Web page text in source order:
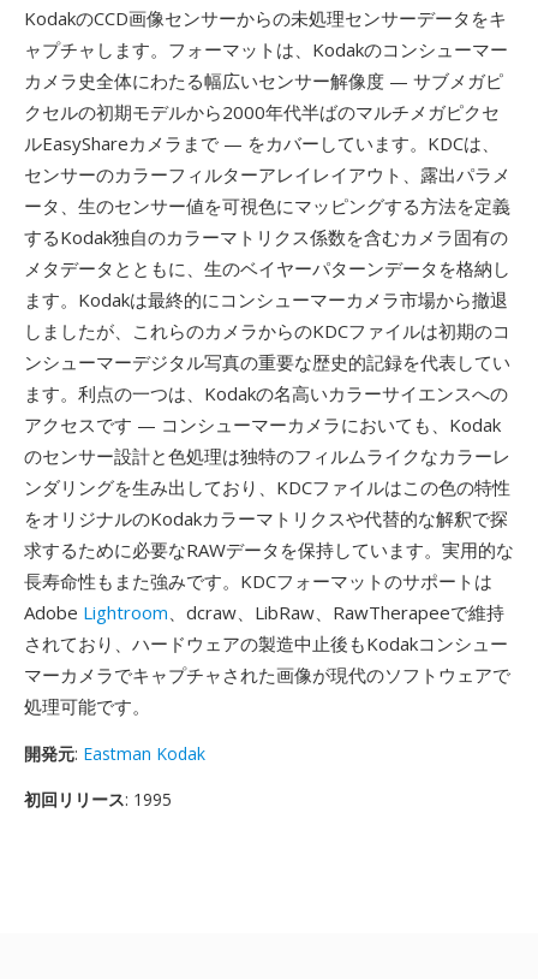
KodakのCCD画像センサーからの未処理センサーデータをキ
ャプチャします。フォーマットは、Kodakのコンシューマー
カメラ史全体にわたる幅広いセンサー解像度 — サブメガピ
クセルの初期モデルから2000年代半ばのマルチメガピクセ
ルEasyShareカメラまで — をカバーしています。KDCは、
センサーのカラーフィルターアレイレイアウト、露出パラメ
ータ、生のセンサー値を可視色にマッピングする方法を定義
するKodak独自のカラーマトリクス係数を含むカメラ固有の
メタデータとともに、生のベイヤーパターンデータを格納し
ます。Kodakは最終的にコンシューマーカメラ市場から撤退
しましたが、これらのカメラからのKDCファイルは初期のコ
ンシューマーデジタル写真の重要な歴史的記録を代表してい
ます。利点の一つは、Kodakの名高いカラーサイエンスへの
アクセスです — コンシューマーカメラにおいても、Kodak
のセンサー設計と色処理は独特のフィルムライクなカラーレ
ンダリングを生み出しており、KDCファイルはこの色の特性
をオリジナルのKodakカラーマトリクスや代替的な解釈で探
求するために必要なRAWデータを保持しています。実用的な
長寿命性もまた強みです。KDCフォーマットのサポートは
Adobe Lightroom、dcraw、LibRaw、RawTherapeeで維持
されており、ハードウェアの製造中止後もKodakコンシュー
マーカメラでキャプチャされた画像が現代のソフトウェアで
処理可能です。
開発元: Eastman Kodak
初回リリース: 1995